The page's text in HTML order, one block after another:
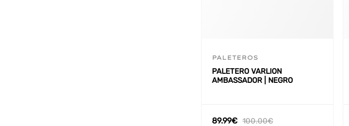
PALETEROS
PALETERO VARLION
AMBASSADOR | NEGRO
100.00€
89.99€